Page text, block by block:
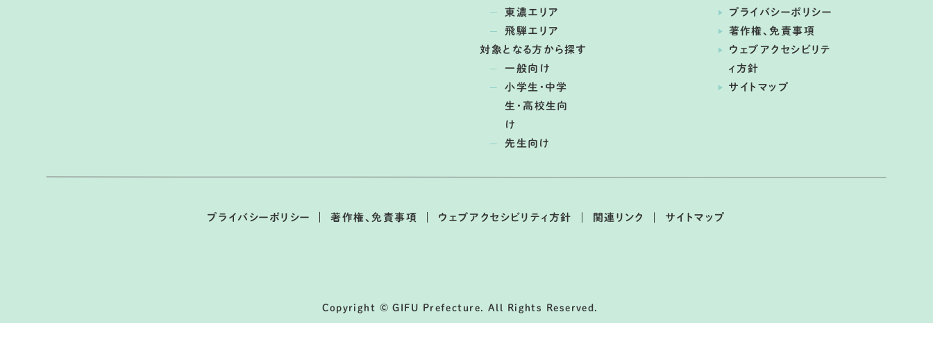
東濃エリア
飛騨エリア
対象となる方から探す
一般向け
小学生・中学
生・高校生向
け
先生向け
プライバシーポリシー
著作権、免責事項
ウェブアクセシビリテ
ィ方針
サイトマップ
プライバシーポリシー 著作権、免責事項 ウェブアクセシビリティ方針 関連リンク サイトマップ
Copyright © GIFU Prefecture. All Rights Reserved.